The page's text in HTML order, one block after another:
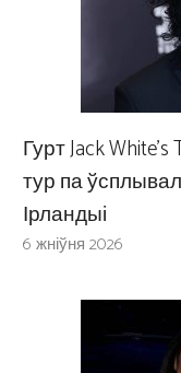
Гурт Jack
тур па
Ірландыі
6 жніўня 2026